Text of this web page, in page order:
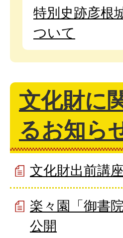
特別史跡彦根
ついて
文化財に
るお知ら
文化財出前講
楽々園「御書
公開